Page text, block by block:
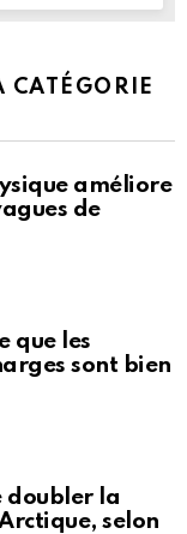
CATÉGORIE
améliore
de
que les
sont bien
doubler la
selon